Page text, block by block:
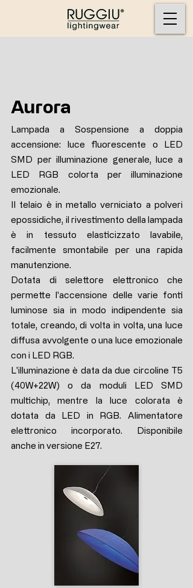
Aurora
Lampada a Sospensione a doppia
accensione: luce fluorescente o LED
SMD per illuminazione generale, luce a
LED RGB colorta per illuminazione
emozionale.
Il telaio è in metallo verniciato a polveri
epossidiche, il rivestimento della lampada
è in tessuto elasticizzato lavabile,
facilmente smontabile per una rapida
manutenzione.
Dotata di selettore elettronico che
permette l'accensione delle varie fonti
luminose sia in modo indipendente sia
totale, creando, di volta in volta, una luce
diffusa avvolgente o una luce emozionale
con i LED RGB.
L'illuminazione è data da due circoline T5
(40W+22W) o da moduli LED SMD
multichip, mentre la luce colorata è
dotata da LED in RGB. Alimentatore
elettronico incorporato. Disponibile
anche in versione E27.